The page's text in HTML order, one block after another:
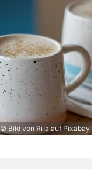
© Bild von Яна auf Pixabay